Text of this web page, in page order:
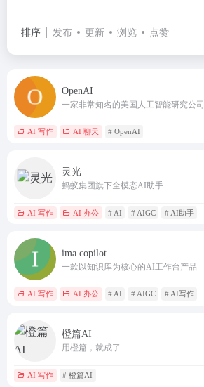
排序 发布 更新 浏览 点赞
OpenAI
一家非常知名的美国人工智能研究公司
AI 写作 AI 聊天 # OpenAI
灵光
蚂蚁集团旗下全模态AI助手
AI 写作 AI 办公 # AI # AIGC # AI助手
ima.copilot
一款以知识库为核心的AI工作台产品
AI 写作 AI 办公 # AI # AIGC # AI写作
橙篇AI
用橙篇，就成了
AI 写作 # 橙篇AI